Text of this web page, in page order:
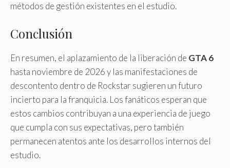
métodos de gestión existentes en el estudio.
Conclusión
En resumen, el aplazamiento de la liberación de GTA 6
hasta noviembre de 2026 y las manifestaciones de
descontento dentro de Rockstar sugieren un futuro
incierto para la franquicia. Los fanáticos esperan que
estos cambios contribuyan a una experiencia de juego
que cumpla con sus expectativas, pero también
permanecen atentos ante los desarrollos internos del
estudio.